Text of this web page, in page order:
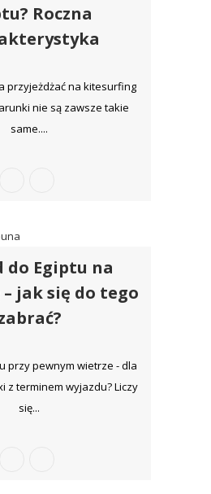
Roczna
przyjeżdżać na kitesurfing
nie są zawsze takie
same....
do Egiptu na
jak się do tego
przy pewnym wietrze - dla
z terminem wyjazdu? Liczy
się...